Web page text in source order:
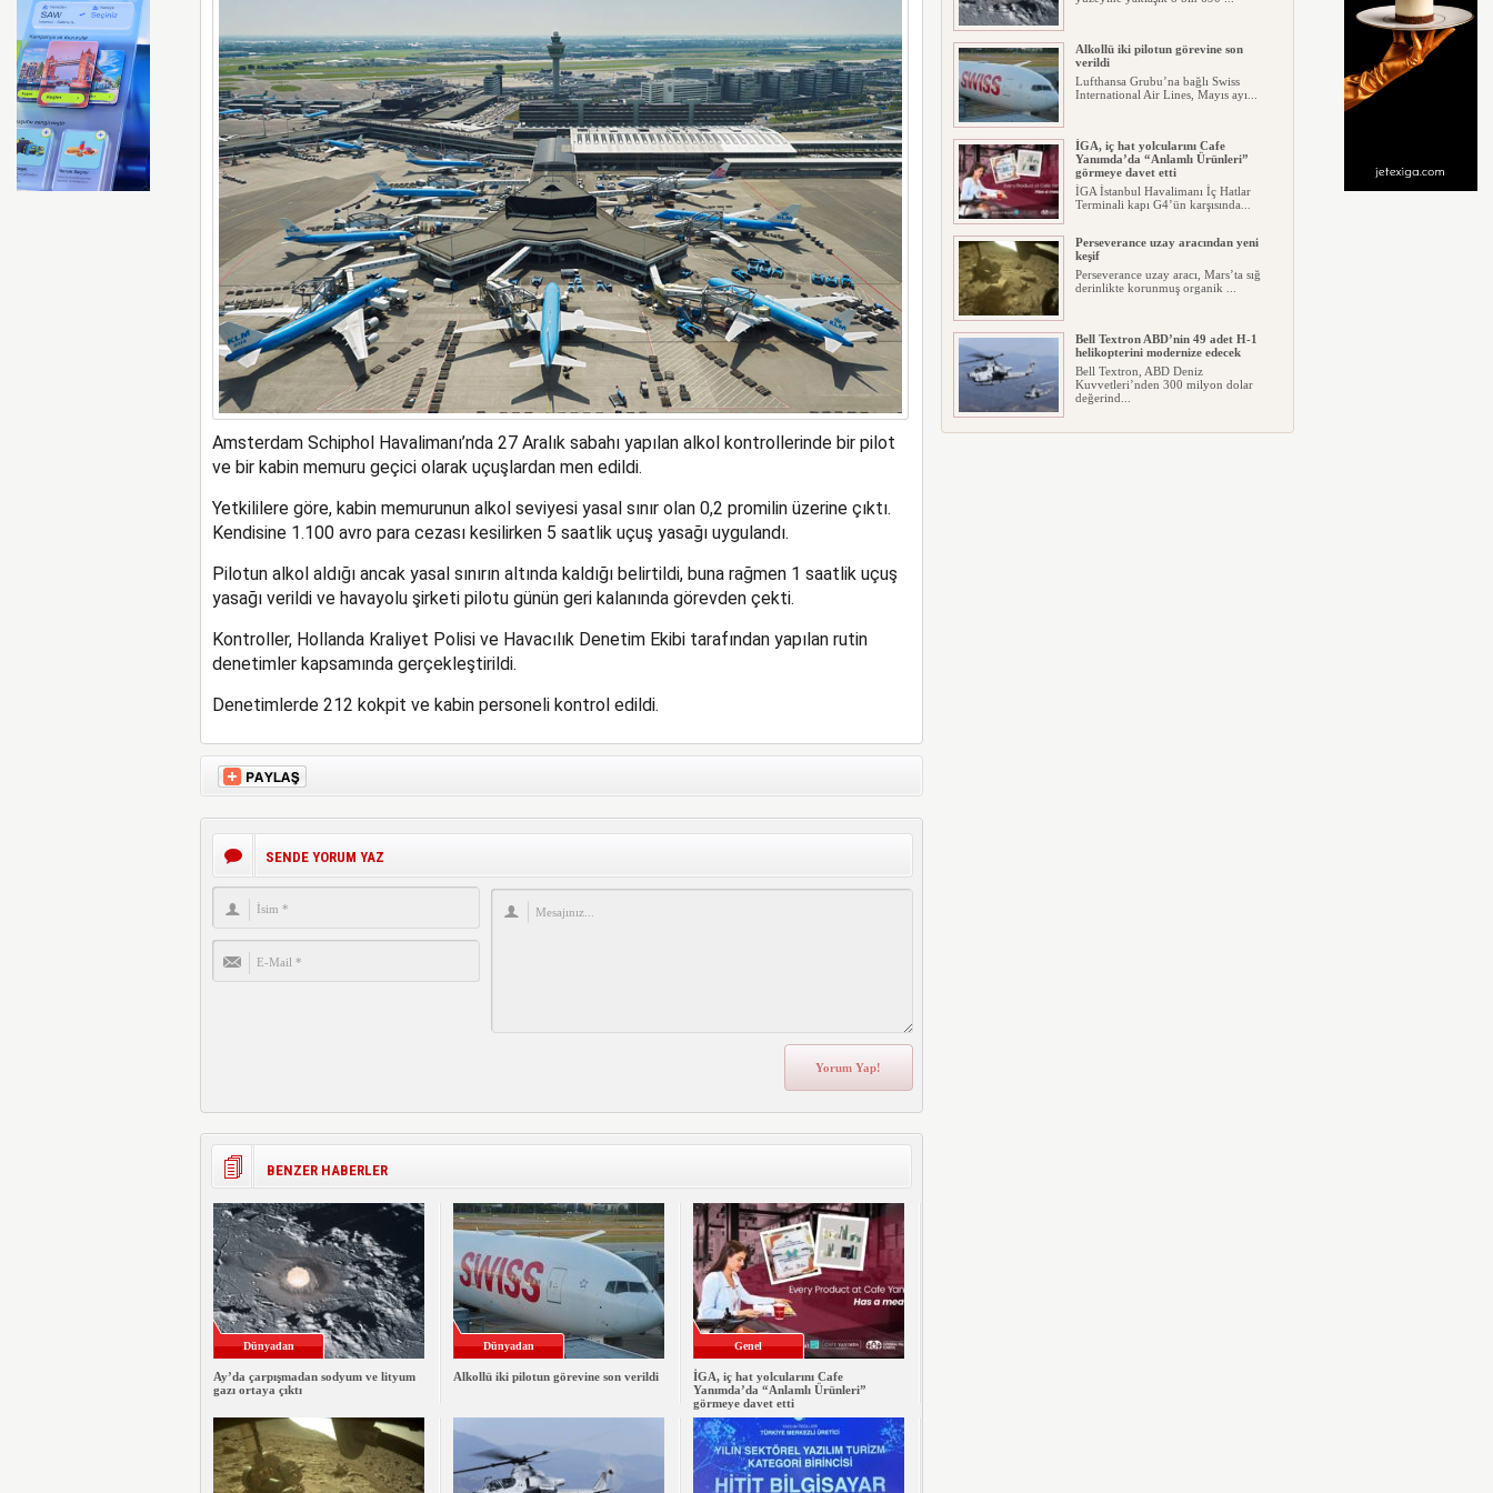
Amsterdam Schiphol Havalimanı’nda 27 Aralık sabahı yapılan alkol kontrollerinde bir pilot
ve bir kabin memuru geçici olarak uçuşlardan men edildi.
Yetkililere göre, kabin memurunun alkol seviyesi yasal sınır olan 0,2 promilin üzerine çıktı.
Kendisine 1.100 avro para cezası kesilirken 5 saatlik uçuş yasağı uygulandı.
Pilotun alkol aldığı ancak yasal sınırın altında kaldığı belirtildi, buna rağmen 1 saatlik uçuş
yasağı verildi ve havayolu şirketi pilotu günün geri kalanında görevden çekti.
Kontroller, Hollanda Kraliyet Polisi ve Havacılık Denetim Ekibi tarafından yapılan rutin
denetimler kapsamında gerçekleştirildi.
Denetimlerde 212 kokpit ve kabin personeli kontrol edildi.
SENDE YORUM YAZ
BENZER HABERLER
Dünyadan
Ay’da çarpışmadan sodyum ve lityum
gazı ortaya çıktı
Dünyadan
Alkollü iki pilotun görevine son verildi
Genel
İGA, iç hat yolcularını Cafe
Yanımda’da “Anlamlı Ürünleri”
görmeye davet etti
Alkollü iki pilotun görevine son
verildi
Lufthansa Grubu’na bağlı Swiss
International Air Lines, Mayıs ayı...
İGA, iç hat yolcularını Cafe
Yanımda’da “Anlamlı Ürünleri”
görmeye davet etti
İGA İstanbul Havalimanı İç Hatlar
Terminali kapı G4’ün karşısında...
Perseverance uzay aracından yeni
keşif
Perseverance uzay aracı, Mars’ta sığ
derinlikte korunmuş organik ...
Bell Textron ABD’nin 49 adet H-1
helikopterini modernize edecek
Bell Textron, ABD Deniz
Kuvvetleri’nden 300 milyon dolar
değerind...
Hitit Bilişim 500’de Sektörel Yazılım